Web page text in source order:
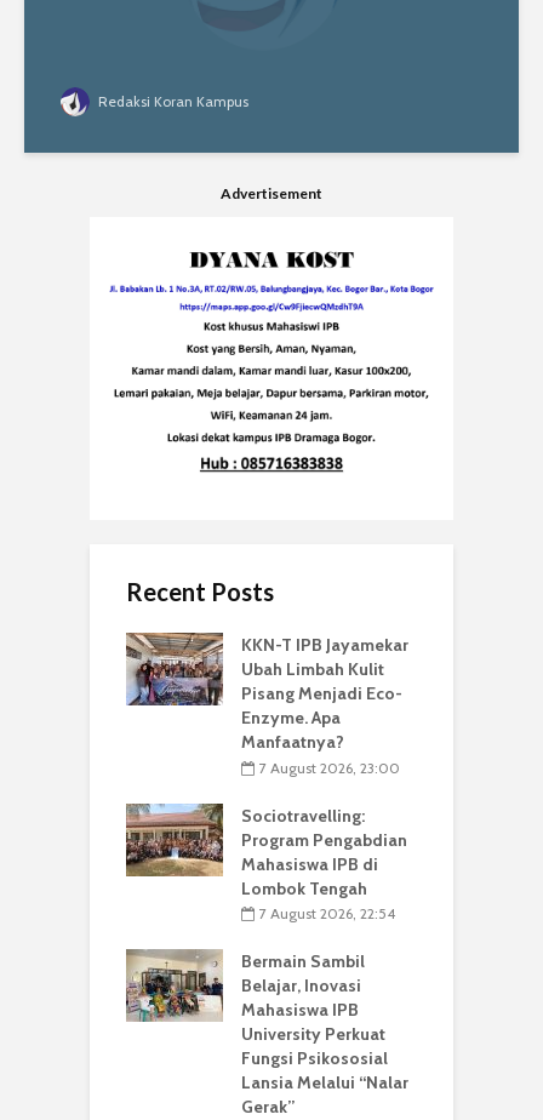
Redaksi Koran Kampus
Advertisement
Recent Posts
KKN-T IPB Jayamekar
Ubah Limbah Kulit
Pisang Menjadi Eco-
Enzyme. Apa
Manfaatnya?
7 August 2026, 23:00
Sociotravelling:
Program Pengabdian
Mahasiswa IPB di
Lombok Tengah
7 August 2026, 22:54
Bermain Sambil
Belajar, Inovasi
Mahasiswa IPB
University Perkuat
Fungsi Psikososial
Lansia Melalui “Nalar
Gerak”